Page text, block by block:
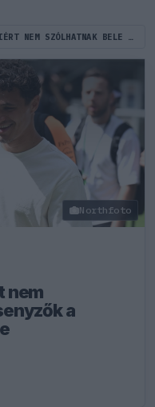
NORRIS KIMONDTA, MIÉRT NEM SZÓLHATNAK BELE A VERSENYZŐK A FONTOSABB DÖNTÉSEKBE
Northfoto
nem
a